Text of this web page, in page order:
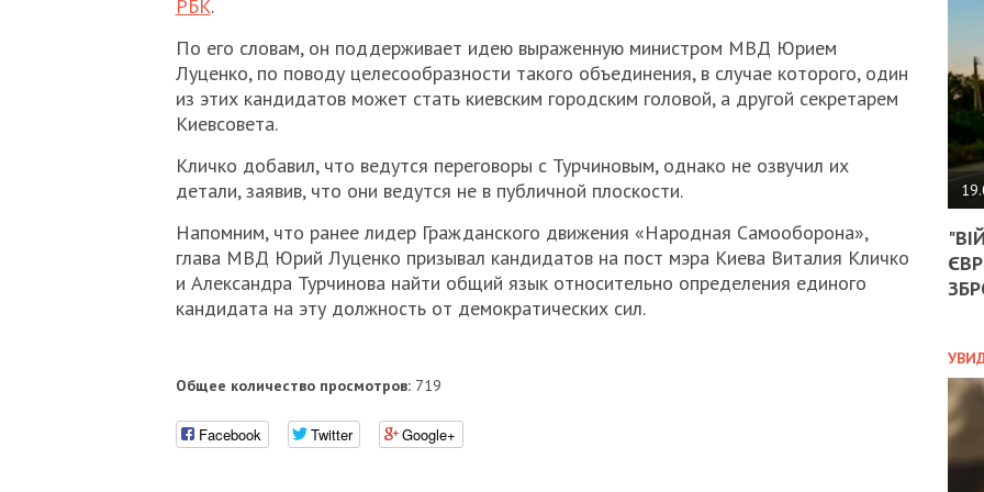
РБК.
По его словам, он поддерживает идею выраженную министром МВД Юрием
Луценко, по поводу целесообразности такого объединения, в случае которого, один
из этих кандидатов может стать киевским городским головой, а другой секретарем
Киевсовета.
Кличко добавил, что ведутся переговоры с Турчиновым, однако не озвучил их
детали, заявив, что они ведутся не в публичной плоскости.
Напомним, что ранее лидер Гражданского движения «Народная Самооборона»,
глава МВД Юрий Луценко призывал кандидатов на пост мэра Киева Виталия Кличко
и Александра Турчинова найти общий язык относительно определения единого
кандидата на эту должность от демократических сил.
Общее количество просмотров:719
Facebook Twitter Google+
НА